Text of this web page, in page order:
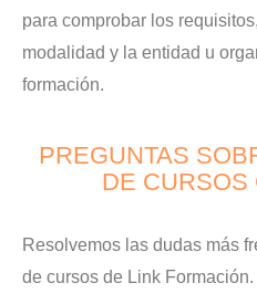
para comprobar los
modalidad y la entidad u
formación.
PREGUNTAS
DE CURSOS
Resolvemos las dudas más
de cursos de Link Formación.